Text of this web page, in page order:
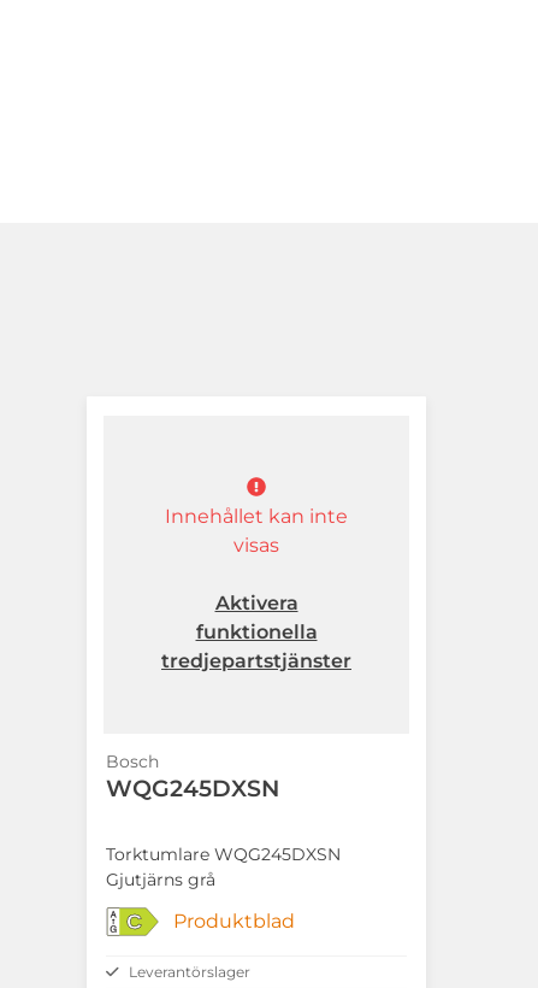
Innehållet kan inte
visas
Aktivera
funktionella
tredjepartstjänster
Bosch
WQG245DXSN
Torktumlare WQG245DXSN
Gjutjärns grå
C Produktblad
Leverantörslager